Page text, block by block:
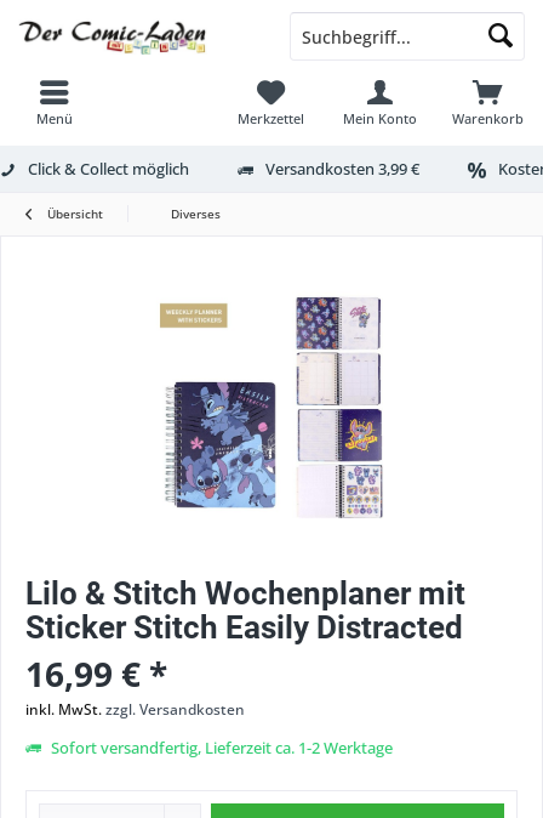
Menü Warenkorb
Merkzettel Mein Konto
Click & Collect möglich Versandkosten 3,99 €
Übersicht Diverses
Lilo & Stitch Wochenplaner mit
Sticker Stitch Easily Distracted
16,99 € *
inkl. MwSt.zzgl. Versandkosten
Sofort versandfertig, Lieferzeit ca. 1-2 Werktage